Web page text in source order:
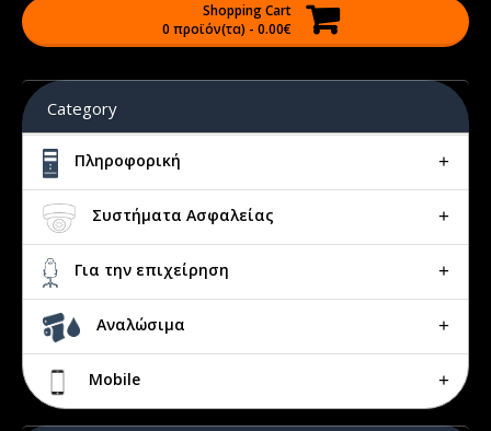
Shopping Cart
0 προϊόν(τα) - 0.00€
Category
Πληροφορική
Συστήματα Ασφαλείας
Για την επιχείρηση
Αναλώσιμα
Mobile